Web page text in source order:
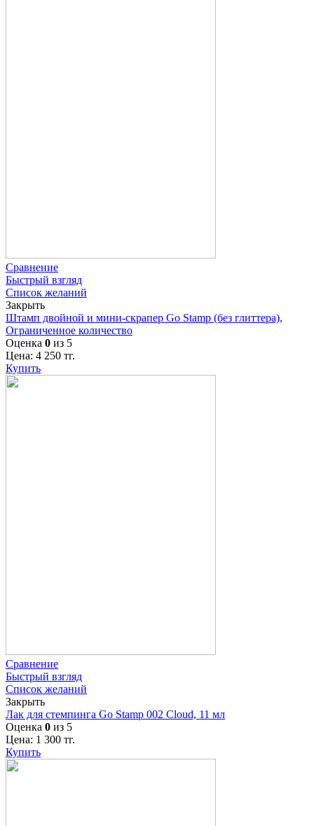
Сравнение
Быстрый взгляд
Список желаний
Закрыть
Штамп двойной и мини-скрапер Go Stamp (без глиттера),
Ограниченное количество
Оценка 0 из 5
Цена: 4 250 тг.
Купить
Сравнение
Быстрый взгляд
Список желаний
Закрыть
Лак для стемпинга Go Stamp 002 Cloud, 11 мл
Оценка 0 из 5
Цена: 1 300 тг.
Купить